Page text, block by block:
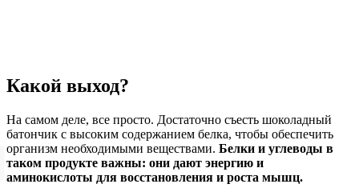
Какой выход?
На самом деле, все просто. Достаточно съесть шоколадный
батончик с высоким содержанием белка, чтобы обеспечить
организм необходимыми веществами. Белки и углеводы в
таком продукте важны: они дают энергию и
аминокислоты для восстановления и роста мышц.